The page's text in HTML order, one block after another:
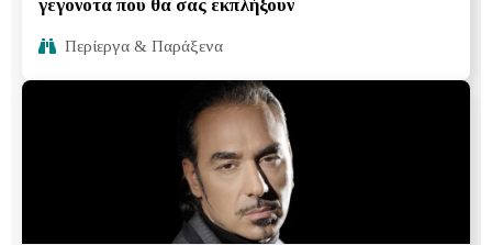
γεγονότα που θα σας εκπλήξουν
Περίεργα & Παράξενα